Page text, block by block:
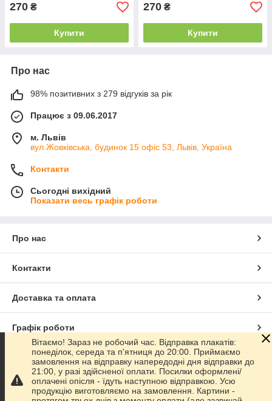
270 ₴
Купити
270 ₴
Купити
Про нас
98% позитивних з 279 відгуків за рік
Працює з 09.06.2017
м. Львів
вул.Жовківська, будинок 15 офіс 53, Львів, Україна
Контакти
Сьогодні вихідний
Показати весь графік роботи
Про нас
Контакти
Доставка та оплата
Графік роботи
Повна версія сайту
Сайт створено на маркетплейсіProm.ua
Вітаємо! Зараз не робочий час. Відправка плакатів:
понеділок, середа та п'ятниця до 20:00. Приймаємо
замовлення на відправку напередодні дня відправки до
21:00, у разі здійсненої оплати. Посилки оформлені/
оплачені опісля - їдуть наступною відправкою. Усю
продукцію виготовляємо на замовлення. Картини -